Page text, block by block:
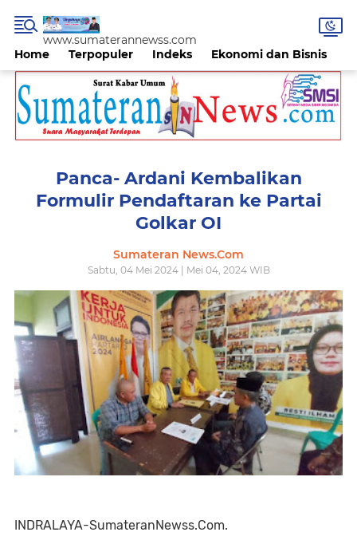
Home Terpopuler Indeks Ekonomi dan Bisnis
www.sumaterannewss.com
Panca- Ardani Kembalikan
Formulir Pendaftaran ke Partai
Golkar OI
Sumateran News.Com
Sabtu, 04 Mei 2024 | Mei 04, 2024 WIB
INDRALAYA-SumateranNewss.Com.